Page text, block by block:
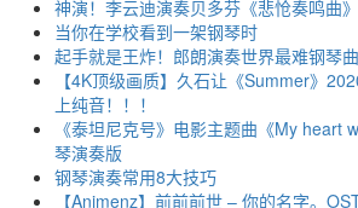
神演！李云迪演奏贝多芬《悲怆奏鸣曲》
当你在学校看到一架钢琴时
起手就是王炸！郎朗演奏世界最难钢琴曲
【4K顶级画质】久石让《Summer》
上纯音！！！
《泰坦尼克号》电影主题曲《My heart
琴演奏版
钢琴演奏常用8大技巧
【Animenz】前前前世 – 你的名字。